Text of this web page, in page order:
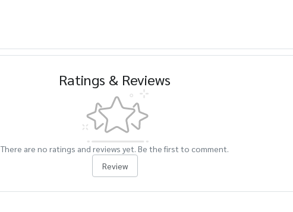
Ratings & Reviews
There are no ratings and reviews yet. Be the first to comment.
Review